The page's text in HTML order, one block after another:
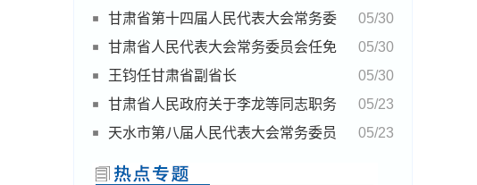
05/30
甘肃省第十四届人民代表大会常务委
员会关于接受陈得信辞去甘肃省人民政府副省
长职务的请求的决定
05/30
甘肃省人民代表大会常务委员会任免
名单
05/30
王钧任甘肃省副省长
05/23
甘肃省人民政府关于李龙等同志职务
任免的通知
05/23
天水市第八届人民代表大会常务委员
会决定任免名单